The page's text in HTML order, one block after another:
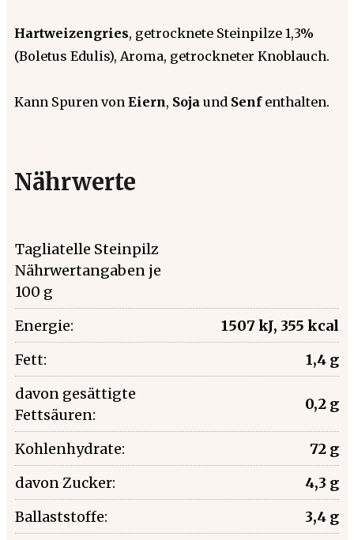
Hartweizengries, getrocknete Steinpilze 1,3%
(Boletus Edulis), Aroma, getrockneter Knoblauch.
Kann Spuren von Eiern, Soja und Senfenthalten.
Nährwerte
Tagliatelle Steinpilz
Nährwertangaben je
100 g
Energie:
1507 kJ, 355 kcal
Fett:
1,4 g
davon gesättigte
Fettsäuren:
0,2 g
Kohlenhydrate:
72 g
davon Zucker:
4,3 g
Ballaststoffe:
3,4 g